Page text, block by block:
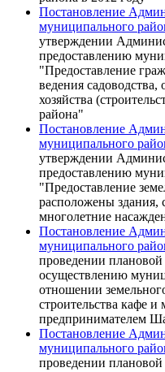
Постановление
муниципального
утверждении
предоставлению
"Предоставление
ведения садоводства,
хозяйства
района"
Постановление
муниципального
утверждении
предоставлению
"Предоставление
расположены здания,
многолетние
Постановление
муниципального
проведении
осуществлению
отношении
строительства кафе
предпринимателем
Постановление
муниципального
проведении